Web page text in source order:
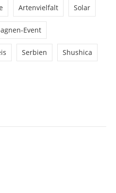
Artenvielfalt Solar
Event
Serbien Shushica